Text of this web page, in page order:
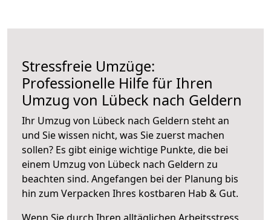
Stressfreie Umzüge:
Professionelle Hilfe für Ihren
Umzug von Lübeck nach Geldern
Ihr Umzug von Lübeck nach Geldern steht an
und Sie wissen nicht, was Sie zuerst machen
sollen? Es gibt einige wichtige Punkte, die bei
einem Umzug von Lübeck nach Geldern zu
beachten sind. Angefangen bei der Planung bis
hin zum Verpacken Ihres kostbaren Hab & Gut.